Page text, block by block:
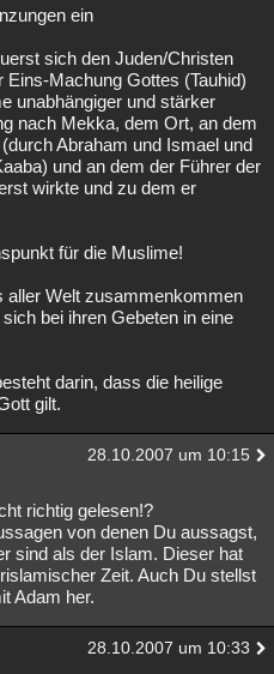
ein
sich den Juden/Christen
Eins-Machung Gottes (Tauhid)
unabhängiger und stärker
nach Mekka, dem Ort, an dem
Abraham und Ismael und
und an dem der Führer der
wirkte und zu dem er
für die Muslime!
aller Welt zusammenkommen
bei ihren Gebeten in eine
darin, dass die heilige
gilt.
28.10.2007 um 10:15
richtig gelesen!?
von denen Du aussagst,
sind als der Islam. Dieser hat
Zeit. Auch Du stellst
Adam her.
28.10.2007 um 10:33